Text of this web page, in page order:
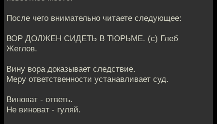
После чего внимательно читаете следующее:
ВОР ДОЛЖЕН СИДЕТЬ В ТЮРЬМЕ. (с) Глеб
Жеглов.
Вину вора доказывает следствие.
Меру ответственности устанавливает суд.
Виноват - ответь.
Не виноват - гуляй.